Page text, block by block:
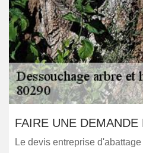
FAIRE UNE DEMANDE
Le devis entreprise